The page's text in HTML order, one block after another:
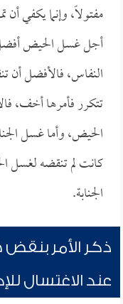
مفتولاً، وإنما يكفي
أجل غسل الحيض
النفاس، فالأفضل أن
تتكرر فأمرها أخف،
الحيض، وأما غسل
كانت لم تنقضه لغسل
الجنابة.
ذكر الأمر
عند الاغتسال